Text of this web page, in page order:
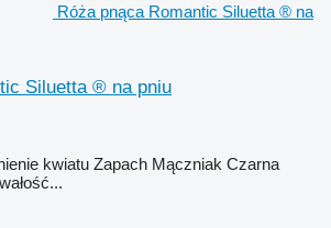
Róża pnąca Romantic Siluetta ® na
Siluetta ® na pniu
kwiatu Zapach Mączniak Czarna